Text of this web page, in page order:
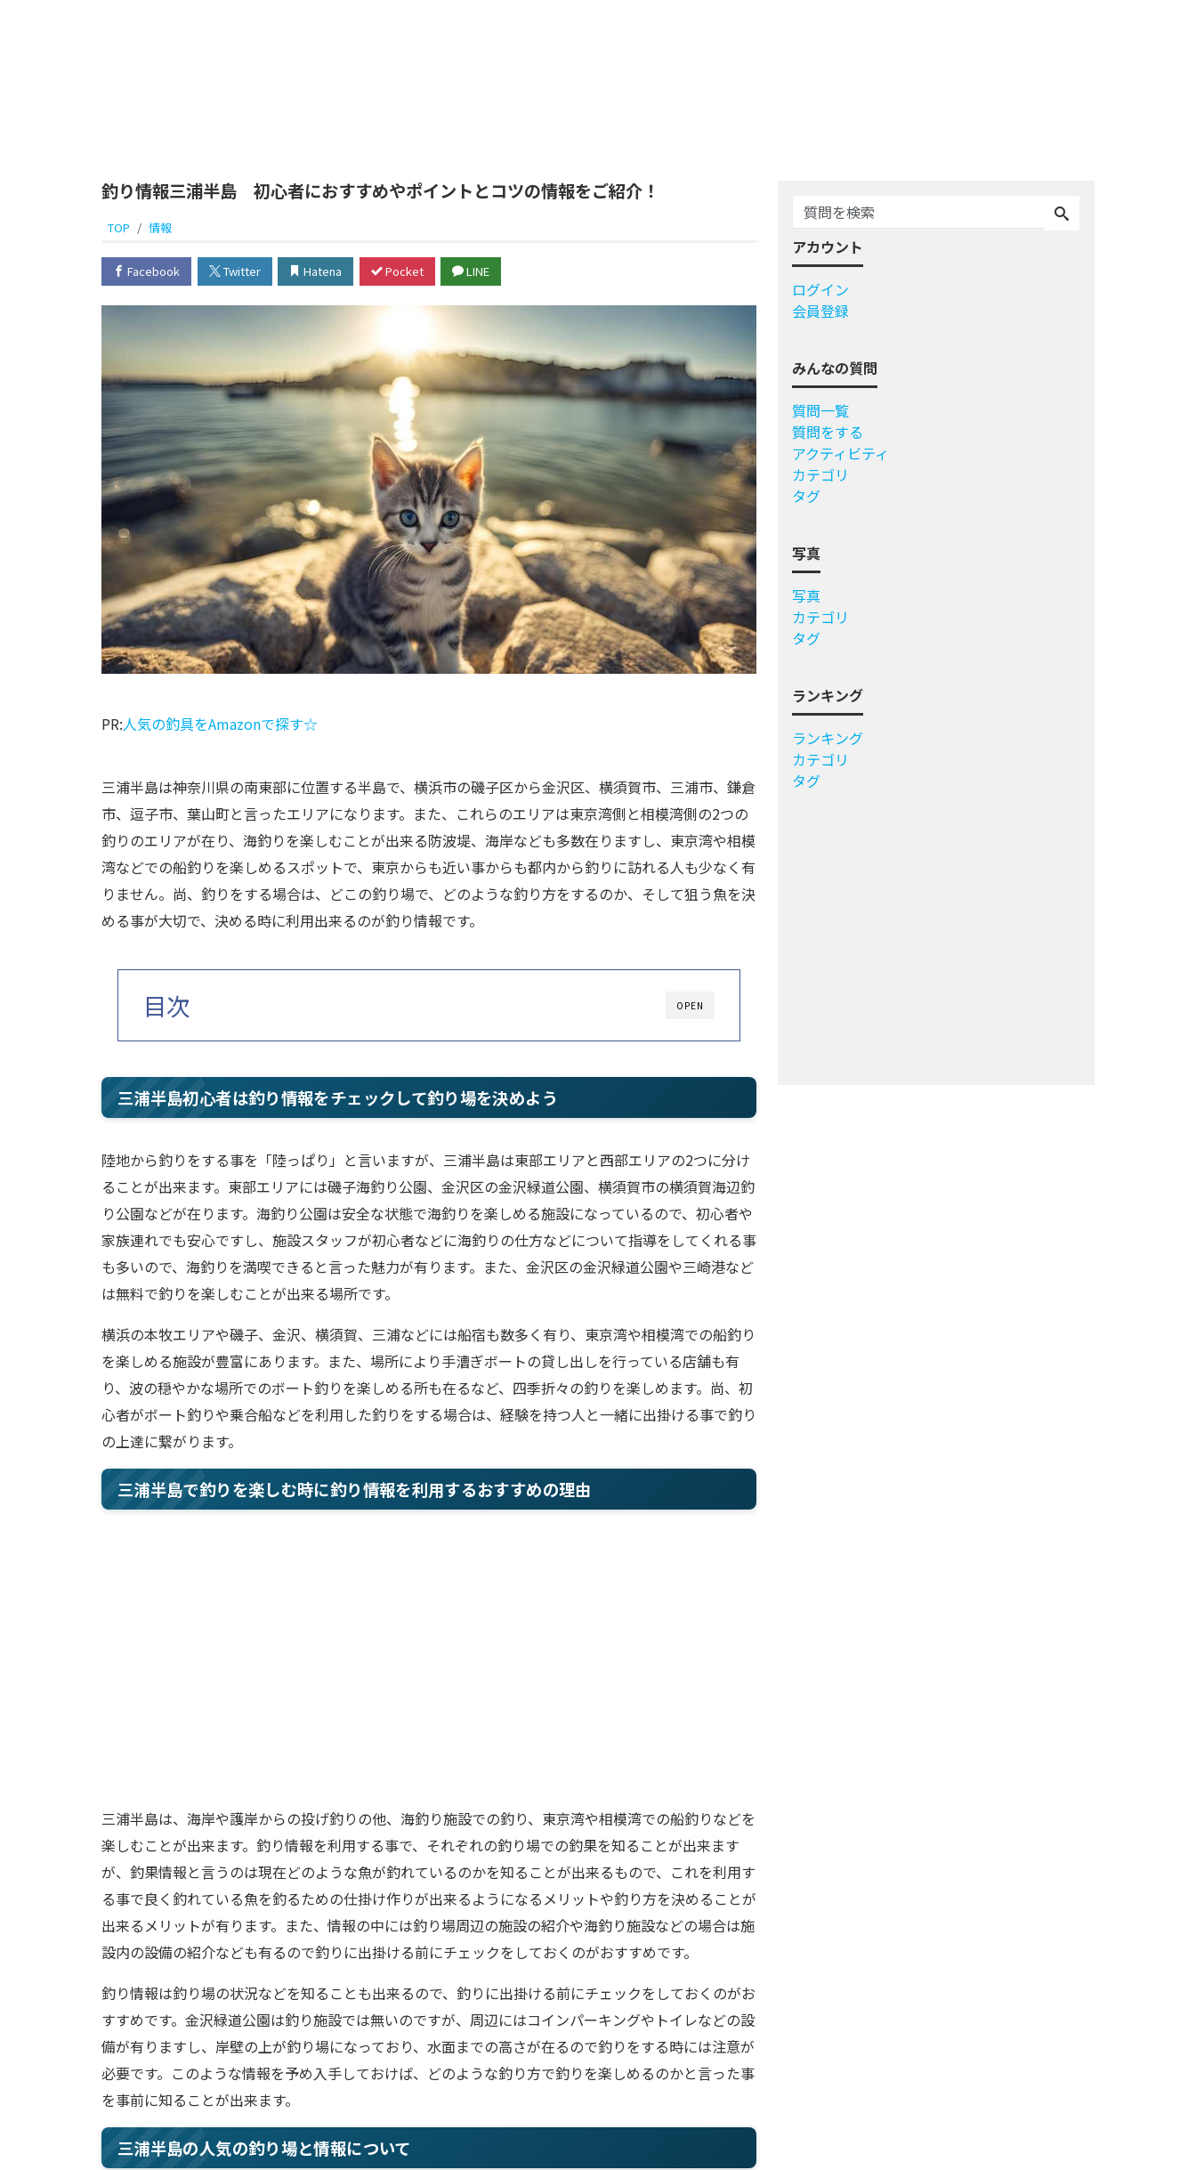
釣り情報三浦半島 初心者におすすめやポイントとコツの情報をご紹介！
TOP 情報
Facebook Twitter Hatena Pocket LINE
PR:人気の釣具をAmazonで探す☆
三浦半島は神奈川県の南東部に位置する半島で、横浜市の磯子区から金沢区、横須賀市、三浦市、鎌倉
市、逗子市、葉山町と言ったエリアになります。また、これらのエリアは東京湾側と相模湾側の2つの
釣りのエリアが在り、海釣りを楽しむことが出来る防波堤、海岸なども多数在りますし、東京湾や相模
湾などでの船釣りを楽しめるスポットで、東京からも近い事からも都内から釣りに訪れる人も少なく有
りません。尚、釣りをする場合は、どこの釣り場で、どのような釣り方をするのか、そして狙う魚を決
める事が大切で、決める時に利用出来るのが釣り情報です。
OPEN
目次
三浦半島初心者は釣り情報をチェックして釣り場を決めよう
陸地から釣りをする事を「陸っぱり」と言いますが、三浦半島は東部エリアと西部エリアの2つに分け
ることが出来ます。東部エリアには磯子海釣り公園、金沢区の金沢緑道公園、横須賀市の横須賀海辺釣
り公園などが在ります。海釣り公園は安全な状態で海釣りを楽しめる施設になっているので、初心者や
家族連れでも安心ですし、施設スタッフが初心者などに海釣りの仕方などについて指導をしてくれる事
も多いので、海釣りを満喫できると言った魅力が有ります。また、金沢区の金沢緑道公園や三崎港など
は無料で釣りを楽しむことが出来る場所です。
横浜の本牧エリアや磯子、金沢、横須賀、三浦などには船宿も数多く有り、東京湾や相模湾での船釣り
を楽しめる施設が豊富にあります。また、場所により手漕ぎボートの貸し出しを行っている店舗も有
り、波の穏やかな場所でのボート釣りを楽しめる所も在るなど、四季折々の釣りを楽しめます。尚、初
心者がボート釣りや乗合船などを利用した釣りをする場合は、経験を持つ人と一緒に出掛ける事で釣り
の上達に繋がります。
三浦半島で釣りを楽しむ時に釣り情報を利用するおすすめの理由
三浦半島は、海岸や護岸からの投げ釣りの他、海釣り施設での釣り、東京湾や相模湾での船釣りなどを
楽しむことが出来ます。釣り情報を利用する事で、それぞれの釣り場での釣果を知ることが出来ます
が、釣果情報と言うのは現在どのような魚が釣れているのかを知ることが出来るもので、これを利用す
る事で良く釣れている魚を釣るための仕掛け作りが出来るようになるメリットや釣り方を決めることが
出来るメリットが有ります。また、情報の中には釣り場周辺の施設の紹介や海釣り施設などの場合は施
設内の設備の紹介なども有るので釣りに出掛ける前にチェックをしておくのがおすすめです。
釣り情報は釣り場の状況などを知ることも出来るので、釣りに出掛ける前にチェックをしておくのがお
すすめです。金沢緑道公園は釣り施設では無いのですが、周辺にはコインパーキングやトイレなどの設
備が有りますし、岸壁の上が釣り場になっており、水面までの高さが在るので釣りをする時には注意が
必要です。このような情報を予め入手しておけば、どのような釣り方で釣りを楽しめるのかと言った事
を事前に知ることが出来ます。
三浦半島の人気の釣り場と情報について
アカウント
ログイン
会員登録
みんなの質問
質問一覧
質問をする
アクティビティ
カテゴリ
タグ
写真
写真
カテゴリ
タグ
ランキング
ランキング
カテゴリ
タグ